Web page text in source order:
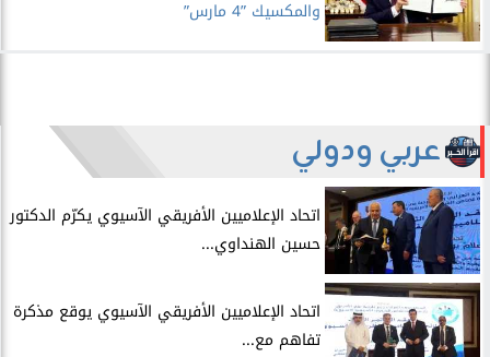
والمكسيك ”4 مارس”
عربي ودولي
اتحاد الإعلاميين الأفريقي الآسيوي يكرّم الدكتور
حسين الهنداوي...
اتحاد الإعلاميين الأفريقي الآسيوي يوقع مذكرة
تفاهم مع...